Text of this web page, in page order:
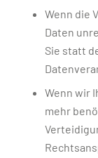
Wenn die
Daten
Sie statt
Wenn wir
mehr